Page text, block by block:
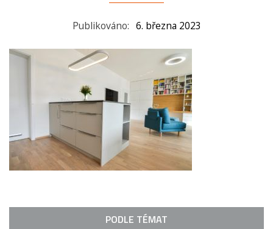
Publikováno: 6. března 2023
PODLE TÉMAT